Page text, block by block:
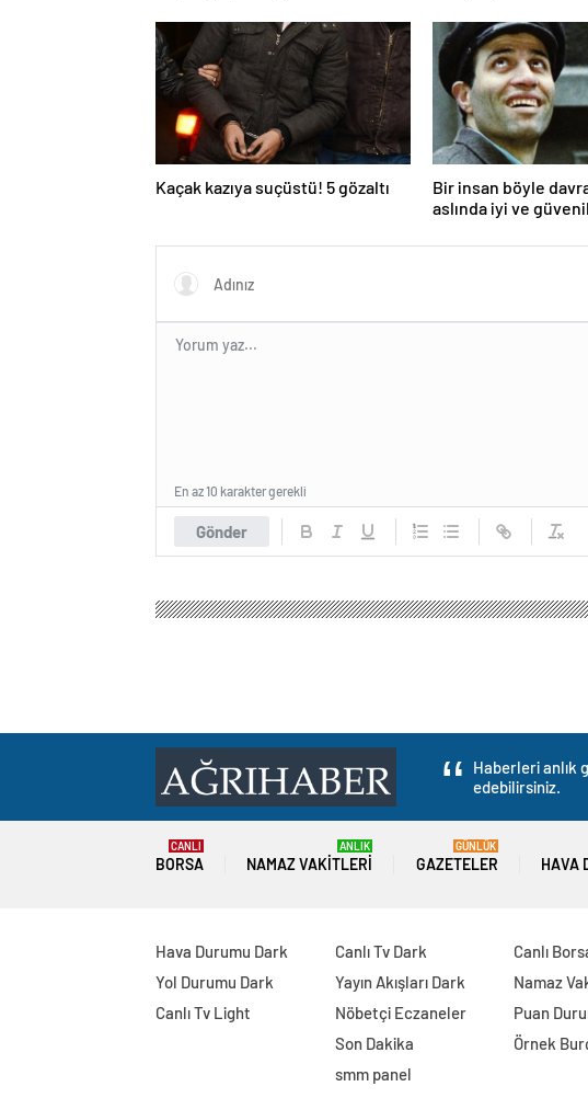
Kaçak kazıya suçüstü! 5 gözaltı
Bir insan böyle
aslında iyi ve
Gönder
En az 10 karakter gerekli
Haberleri anlık
edebilirsiniz.
BORSA
CANLI
NAMAZ VAKITLERI
ANLIK
GAZETELER
GÜNLÜK
HAVA
Hava Durumu Dark
Yol Durumu Dark
Canlı Tv Light
Canlı Tv Dark
Yayın Akışları Dark
Nöbetçi Eczaneler
Son Dakika
smm panel
Canlı
Namaz
Puan
Örnek